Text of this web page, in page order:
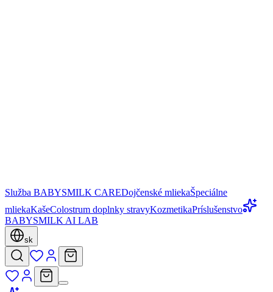
Služba BABYSMILK CAREDojčenské mliekaŠpeciálne
mliekaKašeColostrum doplnky stravyKozmetikaPríslušenstvo
BABYSMILK AI LAB
sk